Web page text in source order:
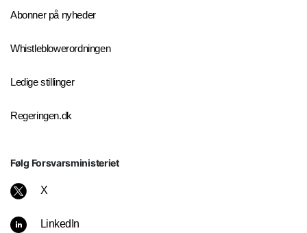
Abonner på nyheder
Whistleblowerordningen
Ledige stillinger
Regeringen.dk
Følg Forsvarsministeriet
X
LinkedIn